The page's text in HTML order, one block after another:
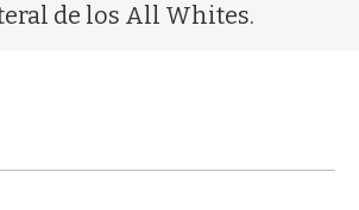
de los All Whites.